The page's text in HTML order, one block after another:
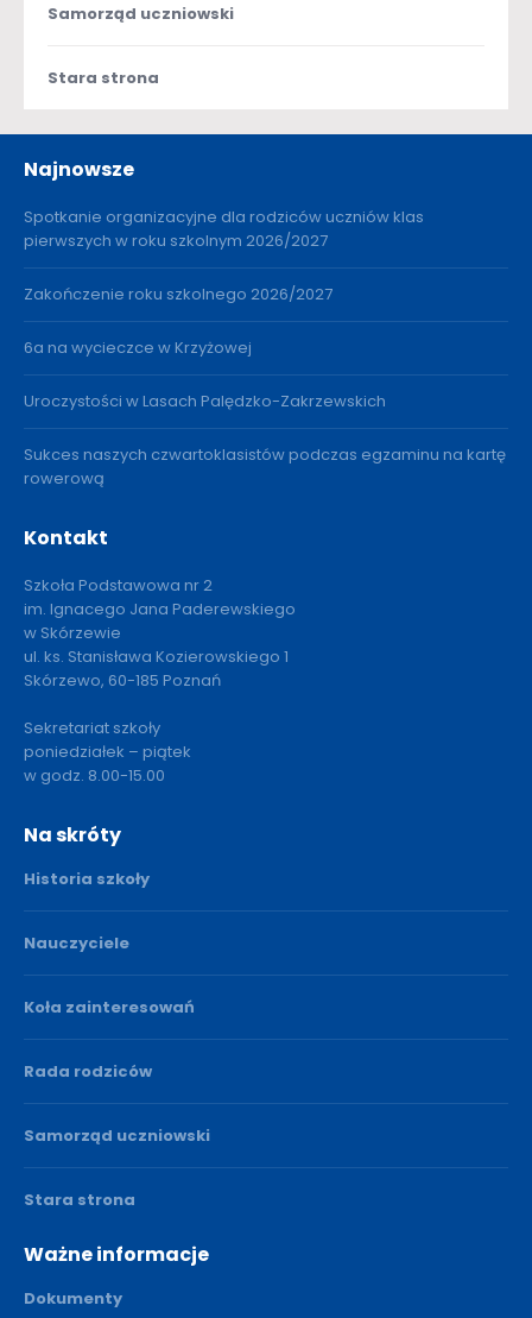
Samorząd uczniowski
Stara strona
Najnowsze
Spotkanie organizacyjne dla rodziców uczniów klas
pierwszych w roku szkolnym 2026/2027
Zakończenie roku szkolnego 2026/2027
6a na wycieczce w Krzyżowej
Uroczystości w Lasach Palędzko-Zakrzewskich
Sukces naszych czwartoklasistów podczas egzaminu na kartę
rowerową
Kontakt
Szkoła Podstawowa nr 2
im. Ignacego Jana Paderewskiego
w Skórzewie
ul. ks. Stanisława Kozierowskiego 1
Skórzewo, 60-185 Poznań
Sekretariat szkoły
poniedziałek – piątek
w godz. 8.00-15.00
Na skróty
Historia szkoły
Nauczyciele
Koła zainteresowań
Rada rodziców
Samorząd uczniowski
Stara strona
Ważne informacje
Dokumenty